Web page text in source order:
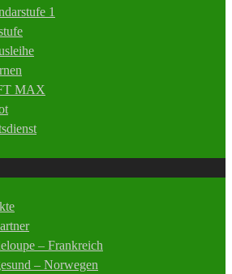
1
MAX
– Frankreich
– Norwegen